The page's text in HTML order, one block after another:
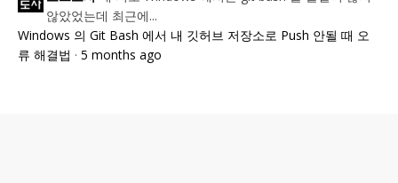
않았었는데 최근에...
Windows 의 Git Bash 에서 내 깃허브 저장소로 Push 안될 때 오
류 해결법 · 5 months ago